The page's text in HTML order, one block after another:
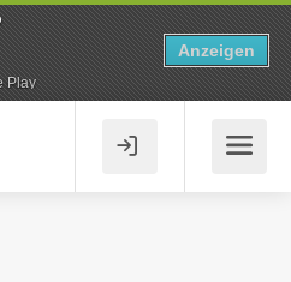
Play
Anzeigen